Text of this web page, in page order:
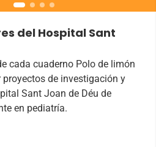
del Hospital Sant
cada cuaderno Polo de limón
de investigación y
Sant Joan de Déu de
en pediatría.